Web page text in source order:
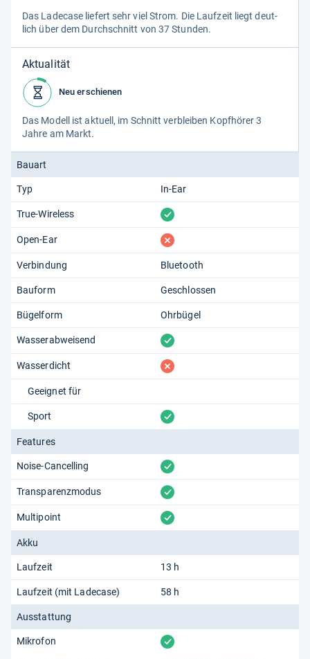
Das Lade­case lie­fert sehr viel Strom. Die Lauf­zeit liegt deut­
lich über dem Durch­schnitt von 37 Stun­den.
Aktualität
Neu erschienen
Das Modell ist aktu­ell, im Schnitt ver­blei­ben Kopf­hö­rer 3
Jahre am Markt.
Bauart
Typ In-Ear
True-Wireless vorhanden
Open-Ear fehlt
Verbindung Bluetooth
Bauform Geschlossen
Bügelform Ohrbügel
Wasserabweisend vorhanden
Wasserdicht fehlt
Geeignet für
Sport vorhanden
Features
Noise-Cancelling vorhanden
Transparenzmodus vorhanden
Multipoint vorhanden
Akku
Laufzeit 13 h
Laufzeit (mit Ladecase) 58 h
Ausstattung
Mikrofon vorhanden